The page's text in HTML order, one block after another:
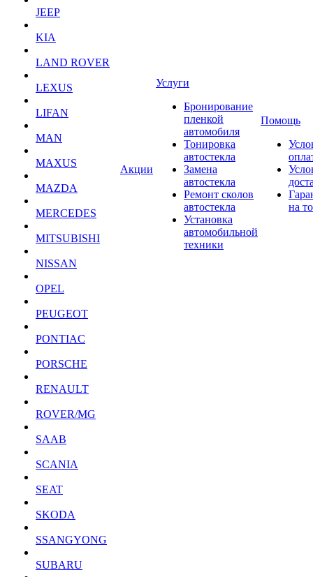
JEEP
KIA
LAND ROVER
LEXUS
LIFAN
MAN
MAXUS
MAZDA
MERCEDES
MITSUBISHI
NISSAN
OPEL
PEUGEOT
PONTIAC
PORSCHE
RENAULT
ROVER/MG
SAAB
SCANIA
SEAT
SKODA
SSANGYONG
SUBARU
Акции
Услуги
Бронирование
пленкой
автомобиля
Тонировка
автостекла
Замена
автостекла
Ремонт сколов
автостекла
Установка
автомобильной
техники
Помощь
на